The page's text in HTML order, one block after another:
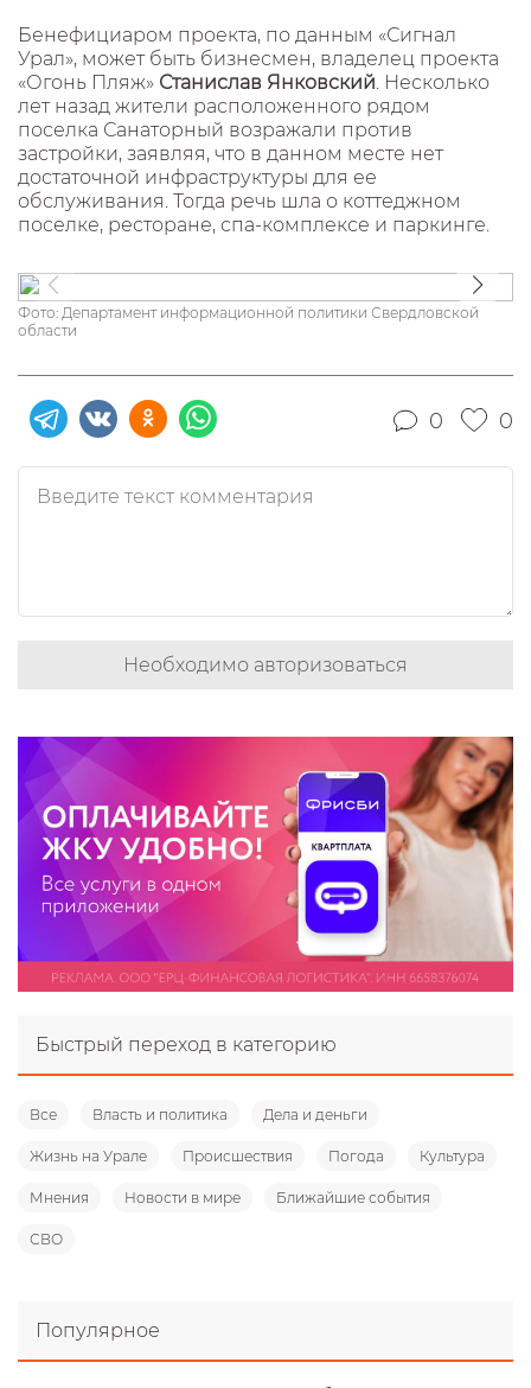
Бенефициаром проекта, по данным «Сигнал
Урал», может быть бизнесмен, владелец проекта
«Огонь Пляж» Станислав Янковский. Несколько
лет назад жители расположенного рядом
поселка Санаторный возражали против
застройки, заявляя, что в данном месте нет
достаточной инфраструктуры для ее
обслуживания. Тогда речь шла о коттеджном
поселке, ресторане, спа-комплексе и паркинге.
Фото: Департамент информационной политики Свердловской
области
0 0
Необходимо авторизоваться
Быстрый переход в категорию
Все Власть и политика Дела и деньги
Жизнь на Урале Происшествия Погода Культура
Мнения Новости в мире Ближайшие события
СВО
Популярное